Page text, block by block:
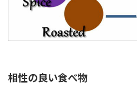
相性の良い食べ物